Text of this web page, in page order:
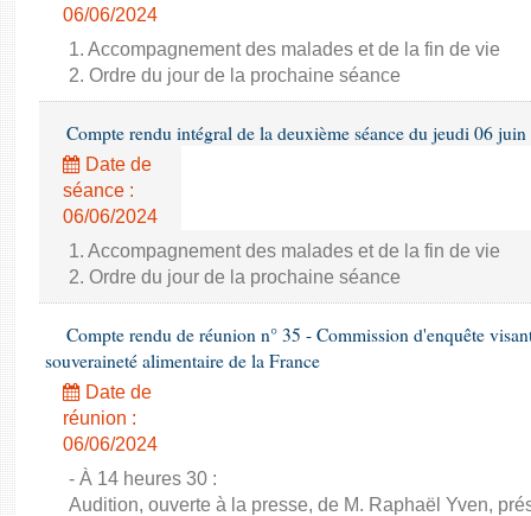
06/06/2024
1. Accompagnement des malades et de la fin de vie
2. Ordre du jour de la prochaine séance
Compte rendu intégral de la deuxième séance du jeudi 06
Date de
séance :
06/06/2024
1. Accompagnement des malades et de la fin de vie
2. Ordre du jour de la prochaine séance
Compte rendu de réunion n° 35 - Commission d'enquête
souveraineté alimentaire de la France
Date de
réunion :
06/06/2024
- À 14 heures 30 :
Audition, ouverte à la presse, de M. Raphaël Yven,